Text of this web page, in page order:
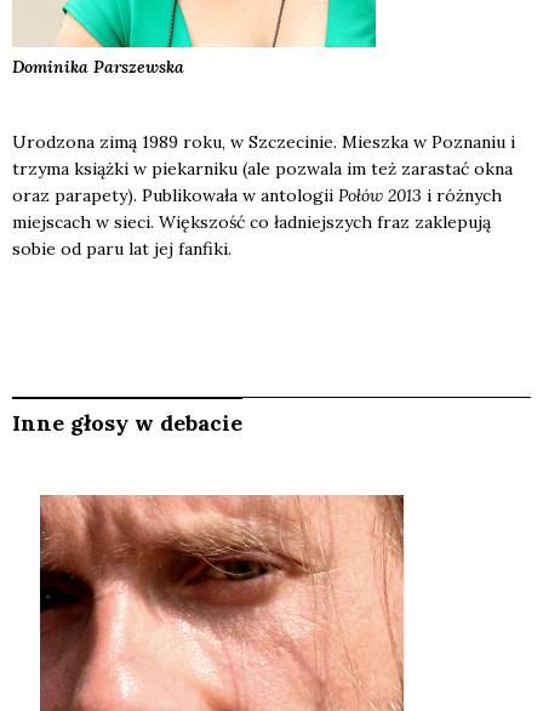
Dominika Parszewska
Urodzona zimą 1989 roku, w Szczecinie. Mieszka w Poznaniu i
trzyma książki w piekarniku (ale pozwala im też zarastać okna
oraz parapety). Publikowała w antologii Połów 2013 i różnych
miejscach w sieci. Większość co ładniejszych fraz zaklepują
sobie od paru lat jej fanfiki.
Inne głosy w debacie